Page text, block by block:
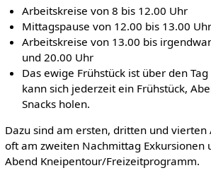
Arbeitskreise von 8 bis 12.00 Uhr
Mittagspause von 12.00 bis 13.00 Uhr
Arbeitskreise von 13.00 bis
und 20.00 Uhr
Das ewige Frühstück ist über den
kann sich jederzeit ein Frühstück,
Snacks holen.
Dazu sind am ersten, dritten und vierten
oft am zweiten Nachmittag Exkursionen
Abend Kneipentour/Freizeitprogramm.